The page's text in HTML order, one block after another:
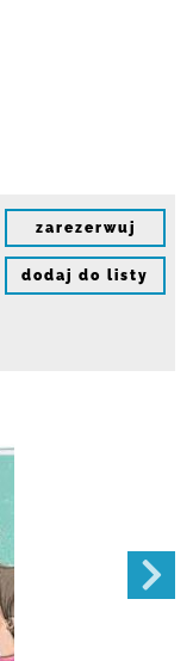
zarezerwuj
dodaj do listy